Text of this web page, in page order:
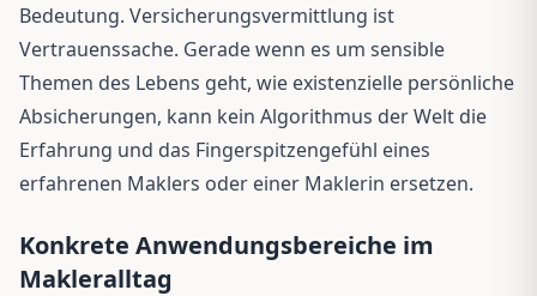
Bedeutung. Versicherungsvermittlung ist
Vertrauenssache. Gerade wenn es um sensible
Themen des Lebens geht, wie existenzielle persönliche
Absicherungen, kann kein Algorithmus der Welt die
Erfahrung und das Fingerspitzengefühl eines
erfahrenen Maklers oder einer Maklerin ersetzen.
Konkrete Anwendungsbereiche im
Makleralltag